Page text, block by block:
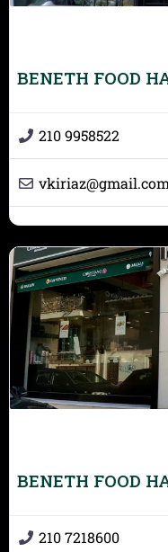
BENETH FOOD
210 9958522
vkiriaz@gmail.com
BENETH FOOD
210 7218600